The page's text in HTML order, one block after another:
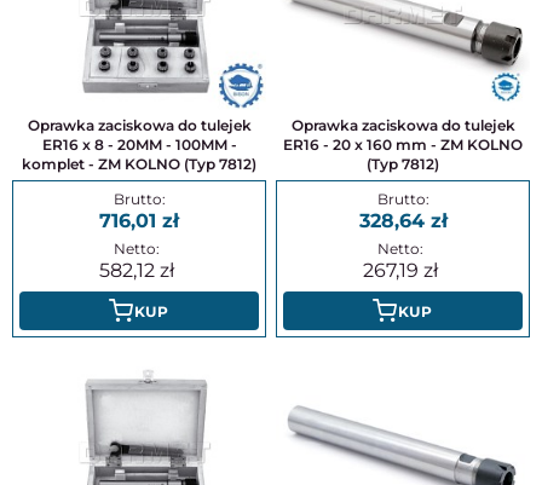
Oprawka zaciskowa do tulejek
ER16 x 8 - 20MM - 100MM -
komplet - ZM KOLNO (Typ 7812)
716,01
582,12
KUP
Oprawka zaciskowa do tulejek
ER16 - 20 x 160 mm - ZM KOLNO
(Typ 7812)
328,64
267,19
KUP